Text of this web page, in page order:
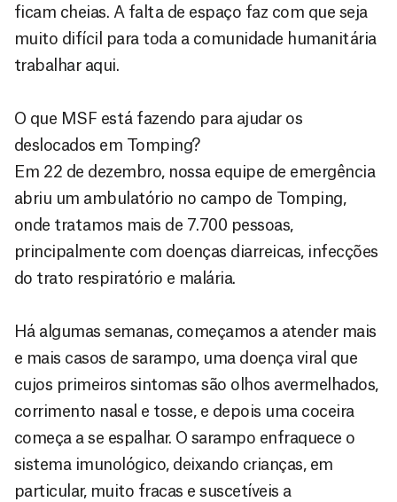
ficam cheias. A falta de espaço faz com que seja
muito difícil para toda a comunidade humanitária
trabalhar aqui.
O que MSF está fazendo para ajudar os
deslocados em Tomping?
Em 22 de dezembro, nossa equipe de emergência
abriu um ambulatório no campo de Tomping,
onde tratamos mais de 7.700 pessoas,
principalmente com doenças diarreicas, infecções
do trato respiratório e malária.
Há algumas semanas, começamos a atender mais
e mais casos de sarampo, uma doença viral que
cujos primeiros sintomas são olhos avermelhados,
corrimento nasal e tosse, e depois uma coceira
começa a se espalhar. O sarampo enfraquece o
sistema imunológico, deixando crianças, em
particular, muito fracas e suscetíveis a